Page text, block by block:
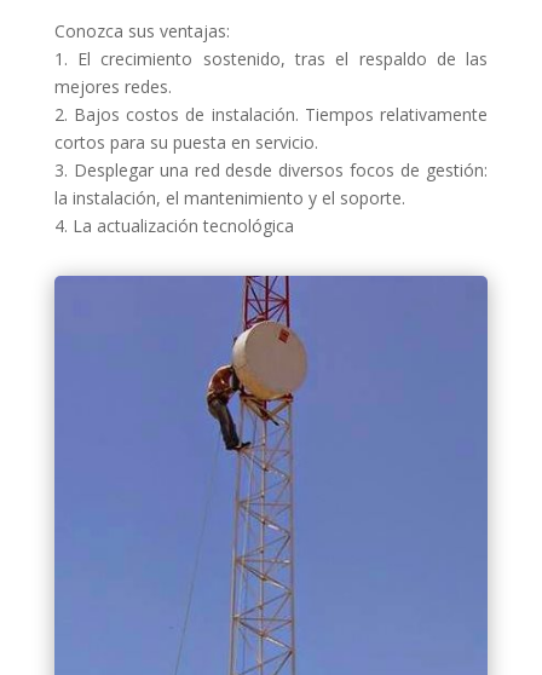
Conozca sus ventajas:
1. El crecimiento sostenido, tras el respaldo de las
mejores redes.
2. Bajos costos de instalación. Tiempos relativamente
cortos para su puesta en servicio.
3. Desplegar una red desde diversos focos de gestión:
la instalación, el mantenimiento y el soporte.
4. La actualización tecnológica